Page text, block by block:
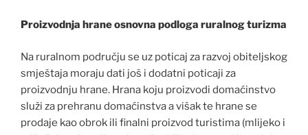
Proizvodnja hrane osnovna podloga ruralnog turizma
Na ruralnom području se uz poticaj za razvoj obiteljskog
smještaja moraju dati još i dodatni poticaji za
proizvodnju hrane. Hrana koju proizvodi domaćinstvo
služi za prehranu domaćinstva a višak te hrane se
prodaje kao obrok ili finalni proizvod turistima (mlijeko i